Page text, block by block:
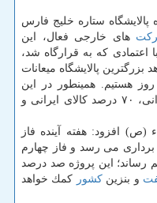
پالایشگاه ستاره خلیج فارس
های خارجی فعال، این
اعتمادی كه به قرارگاه شد،
بزرگترین پالایشگاه میعانات
بشكه در روز هستیم. همینطور در این
پالایشگاه شاهد ۶۷ درصد مهندسی ایرانی، ۷۰ درصد كالای ایرانی و
(ص) افزود: هفته آینده فاز
می رسد و فاز چهارم
خواهیم رساند؛ این پروژه صد درصد
و بنزینكشور كمك خواهد